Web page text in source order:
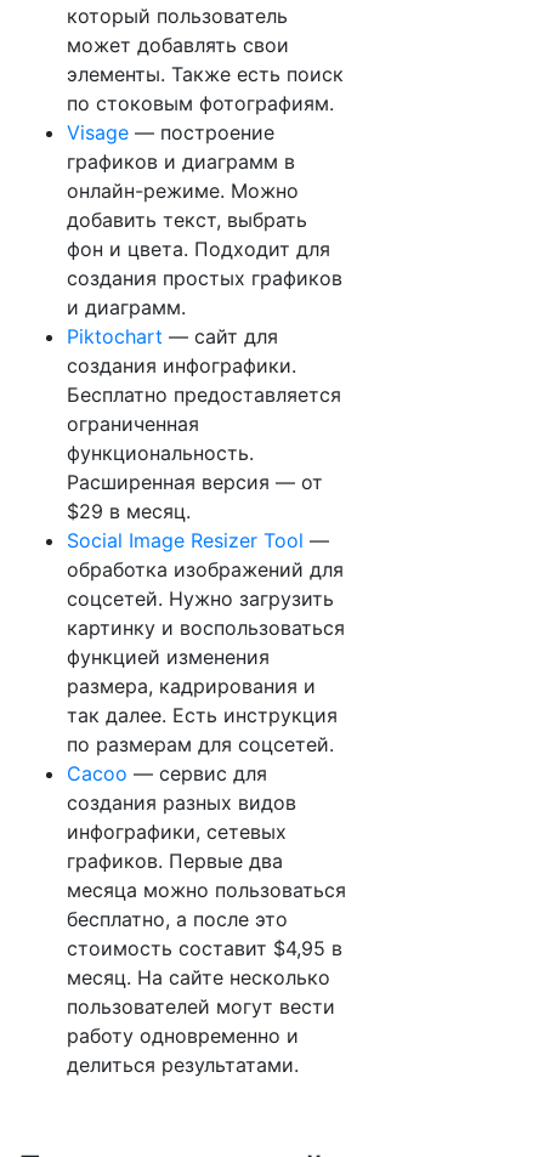
который пользователь
может добавлять свои
элементы. Также есть поиск
по стоковым фотографиям.
Visage — построение
графиков и диаграмм в
онлайн-режиме. Можно
добавить текст, выбрать
фон и цвета. Подходит для
создания простых графиков
и диаграмм.
Piktochart — сайт для
создания инфографики.
Бесплатно предоставляется
ограниченная
функциональность.
Расширенная версия — от
$29 в месяц.
Social Image Resizer Tool —
обработка изображений для
соцсетей. Нужно загрузить
картинку и воспользоваться
функцией изменения
размера, кадрирования и
так далее. Есть инструкция
по размерам для соцсетей.
Cacoo — сервис для
создания разных видов
инфографики, сетевых
графиков. Первые два
месяца можно пользоваться
бесплатно, а после это
стоимость составит $4,95 в
месяц. На сайте несколько
пользователей могут вести
работу одновременно и
делиться результатами.